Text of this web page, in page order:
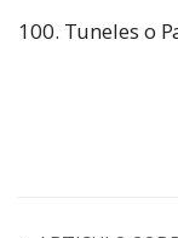
100. Tuneles o